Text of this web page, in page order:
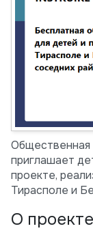
Общественная
приглашает
проекте,
Тирасполе и
О проекте